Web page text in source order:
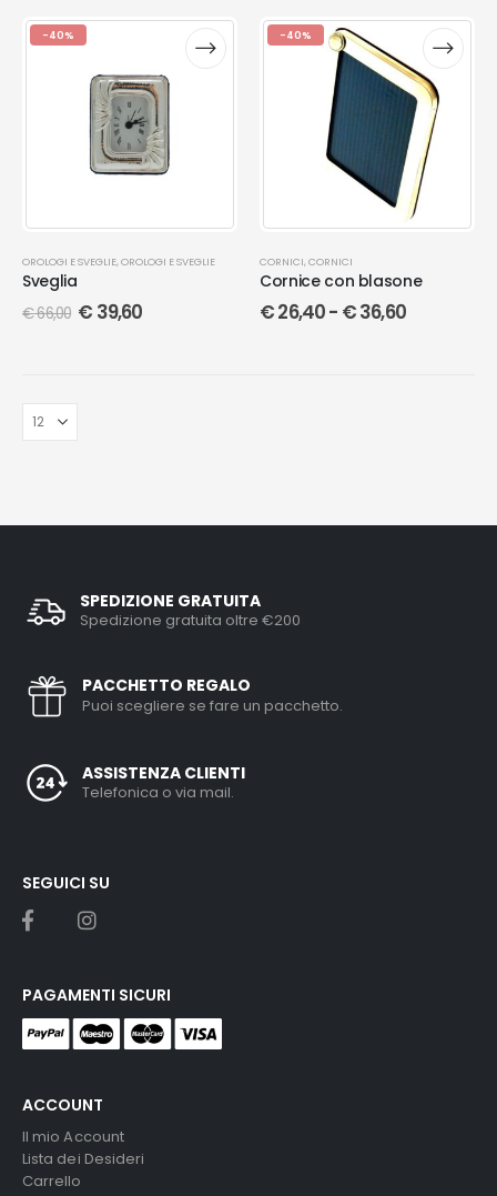
-40%
OROLOGI E SVEGLIE, OROLOGI E SVEGLIE
Sveglia
€66,00 € 39,60
-40%
CORNICI, CORNICI
Cornice con blasone
€26,40- €36,60
SPEDIZIONE GRATUITA
Spedizione gratuita oltre €200
PACCHETTO REGALO
Puoi scegliere se fare un pacchetto.
ASSISTENZA CLIENTI
Telefonica o via mail.
ACCOUNT
Il mio Account
Lista dei Desideri
Carrello
SEGUICI SU
PAGAMENTI SICURI